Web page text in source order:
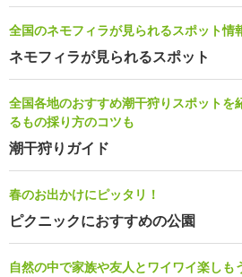
全国のネモフィラが見られるスポット情
ネモフィラが見られるスポット
全国各地のおすすめ潮干狩りスポットを
るもの採り方のコツも
潮干狩りガイド
春のお出かけにピッタリ！
ピクニックにおすすめの公園
自然の中で家族や友人とワイワイ楽しも